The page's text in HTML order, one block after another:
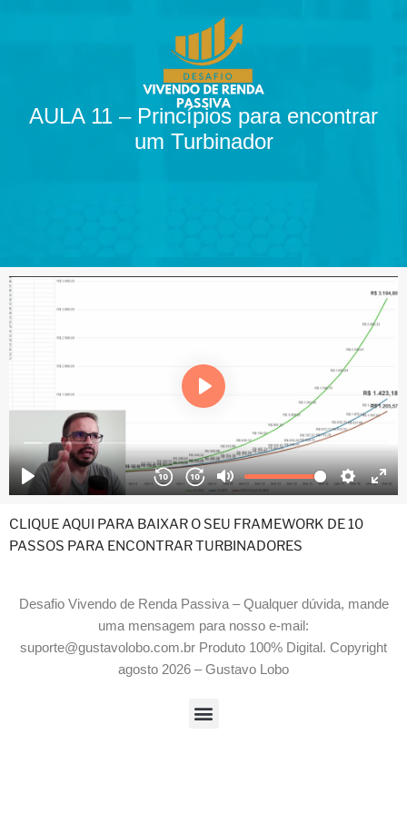
AULA 11 – Princípios para encontrar
um Turbinador
CLIQUE AQUI PARA BAIXAR O SEU FRAMEWORK DE 10
PASSOS PARA ENCONTRAR TURBINADORES
Desafio Vivendo de Renda Passiva – Qualquer dúvida, mande
uma mensagem para nosso e-mail:
suporte@gustavolobo.com.br Produto 100% Digital. Copyright
agosto 2026 – Gustavo Lobo